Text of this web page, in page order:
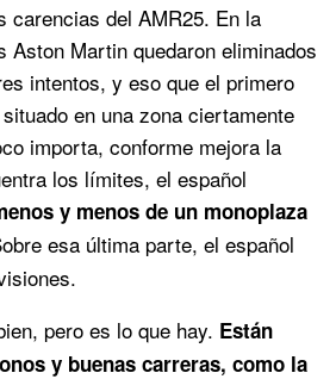
carencias del AMR25. En la
Aston Martin quedaron eliminados
intentos, y eso que el primero
en una zona ciertamente
importa, conforme mejora la
los límites, el español
y menos de un monoplaza
esa última parte, el español
pero es lo que hay. Están
y buenas carreras, como la